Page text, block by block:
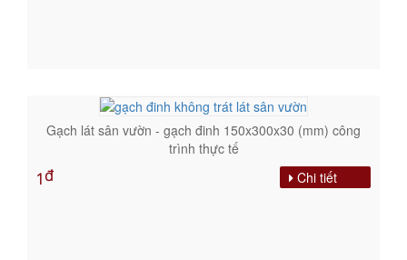
Gạch lát sân vườn - gạch đinh 150x300x30 (mm) công
trình thực tế
1đ Chi tiết